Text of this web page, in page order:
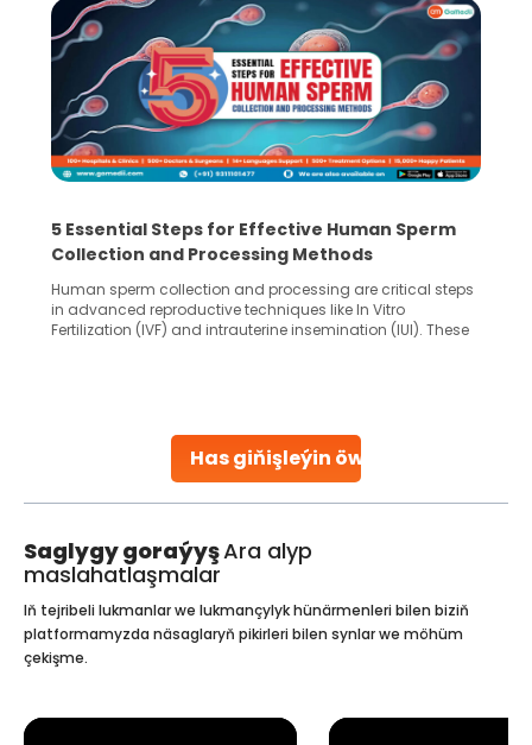
Has giňişleýin öwreniň
5 Essential Steps for Effective Human Sperm
Collection and Processing Methods
Human sperm collection and processing are critical steps
in advanced reproductive techniques like In Vitro
Fertilization (IVF) and intrauterine insemination (IUI). These
collected, they process the
Saglygy goraýyşAra alyp
maslahatlaşmalar
Iň tejribeli lukmanlar we lukmançylyk hünärmenleri bilen biziň
platformamyzda näsaglaryň pikirleri bilen synlar we möhüm
çekişme.